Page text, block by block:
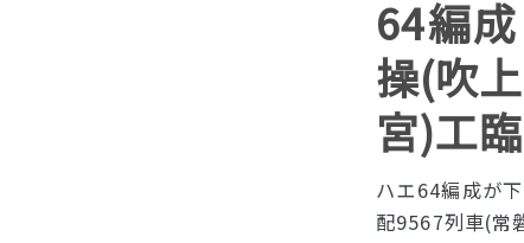
64編
操(吹
宮)工臨
ハエ64編成が
配9567列車(常